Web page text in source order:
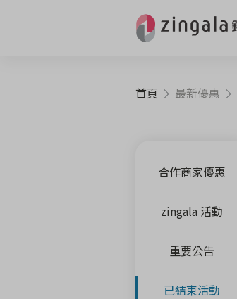
首頁 最新優惠
合作商家優惠
zingala 活動
重要公告
已結束活動